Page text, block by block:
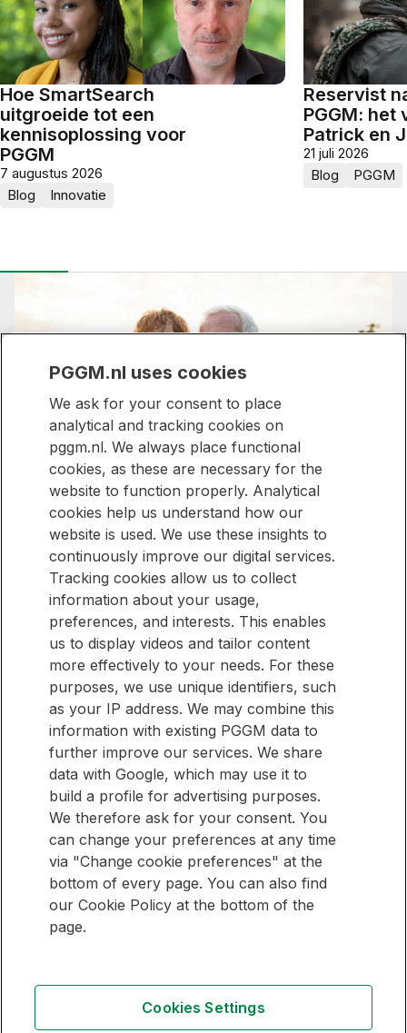
Blog Innovatie
Hoe SmartSearch
uitgroeide tot een
kennisoplossing voor
PGGM
7 augustus 2026 Blog PGGM
Reservist
PGGM: het
Patrick en
21 juli 2026
Samen sterk,
bijzonder voor
iedereen
Blijf op de hoogte
hoogte
Wilt u eenvoudig op de hoogte blijven van nieuwe artikelen
op onze website? Meld u dan aan voor onze nieuwsbrief.
E-mailadres
Meld je aan
Volg
SNEL NAAR
Pensioenbeheer Overzicht
Vermogensbeheer Overzicht
PGGM.nl uses cookies
We ask for your consent to place
analytical and tracking cookies on
pggm.nl. We always place functional
cookies, as these are necessary for the
website to function properly. Analytical
cookies help us understand how our
website is used. We use these insights to
continuously improve our digital services.
Tracking cookies allow us to collect
information about your usage,
preferences, and interests. This enables
us to display videos and tailor content
more effectively to your needs. For these
purposes, we use unique identifiers, such
as your IP address. We may combine this
information with existing PGGM data to
further improve our services. We share
data with Google, which may use it to
build a profile for advertising purposes.
We therefore ask for your consent. You
can change your preferences at any time
via "Change cookie preferences" at the
bottom of every page. You can also find
our Cookie Policy at the bottom of the
page.
Cookies Settings